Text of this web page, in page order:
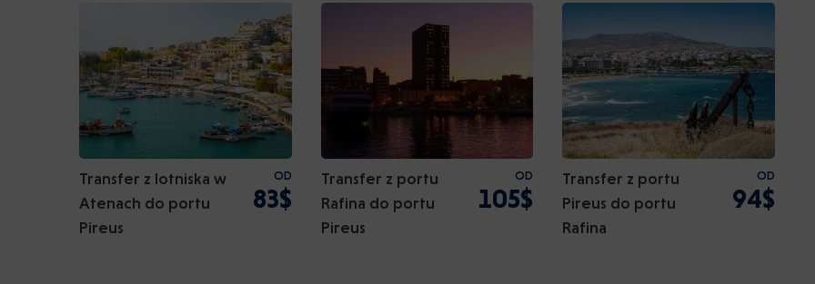
Transfer z lotniska w
Atenach do portu
Pireus
OD
83$
Transfer z portu
Rafina do portu
Pireus
OD
105$
Transfer z portu
Pireus do portu
Rafina
OD
94$